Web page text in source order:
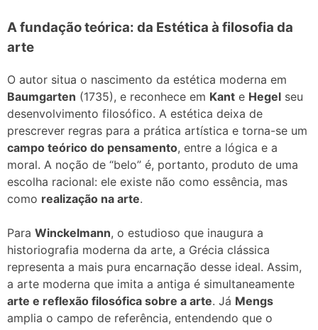
A fundação teórica: da Estética à filosofia da
arte
O autor situa o nascimento da estética moderna em
Baumgarten (1735), e reconhece em Kant e Hegel seu
desenvolvimento filosófico. A estética deixa de
prescrever regras para a prática artística e torna-se um
campo teórico do pensamento, entre a lógica e a
moral. A noção de “belo” é, portanto, produto de uma
escolha racional: ele existe não como essência, mas
como realização na arte.
Para Winckelmann, o estudioso que inaugura a
historiografia moderna da arte, a Grécia clássica
representa a mais pura encarnação desse ideal. Assim,
a arte moderna que imita a antiga é simultaneamente
arte e reflexão filosófica sobre a arte. Já Mengs
amplia o campo de referência, entendendo que o